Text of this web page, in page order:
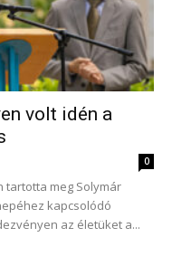
volt idén a
0
tartotta meg Solymár
kapcsolódó
az életüket a...